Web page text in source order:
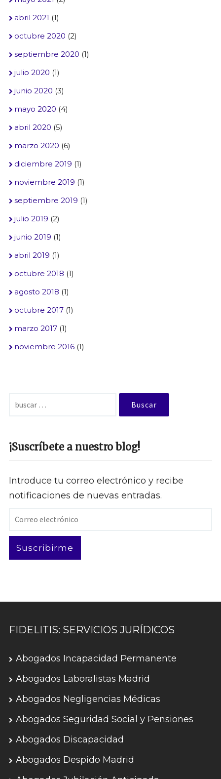
abril 2021 (1)
octubre 2020 (2)
septiembre 2020 (1)
julio 2020 (1)
junio 2020 (3)
mayo 2020 (4)
abril 2020 (5)
marzo 2020 (6)
diciembre 2019 (1)
noviembre 2019 (1)
septiembre 2019 (1)
julio 2019 (2)
junio 2019 (1)
abril 2019 (1)
octubre 2018 (1)
agosto 2018 (1)
octubre 2017(1)
marzo 2017(1)
noviembre 2016(1)
¡Suscríbete a nuestro blog!
Introduce tu correo electrónico y recibe
notificaciones de nuevas entradas.
Correo
Suscribirme
FIDELITIS: SERVICIOS JURÍDICOS
Abogados Incapacidad Permanente
Abogados Laboralistas Madrid
Abogados Negligencias Médicas
Abogados Seguridad Social y Pensiones
Abogados Discapacidad
Abogados Despido Madrid